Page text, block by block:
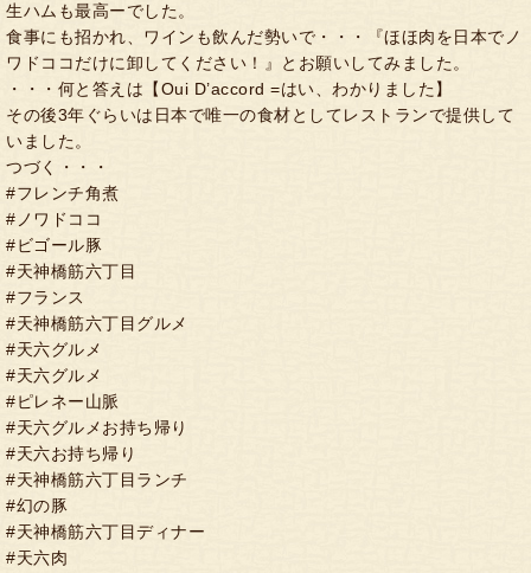
生ハムも最高ーでした。
食事にも招かれ、ワインも飲んだ勢いで・・・『ほほ肉を日本でノ
ワドココだけに卸してください！』とお願いしてみました。
・・・何と答えは【Oui D’accord =はい、わかりました】
その後3年ぐらいは日本で唯一の食材としてレストランで提供して
いました。
つづく・・・
#フレンチ角煮
#ノワドココ
#ビゴール豚
#天神橋筋六丁目
#フランス
#天神橋筋六丁目グルメ
#天六グルメ
#天六グルメ
#ピレネー山脈
#天六グルメお持ち帰り
#天六お持ち帰り
#天神橋筋六丁目ランチ
#幻の豚
#天神橋筋六丁目ディナー
#天六肉